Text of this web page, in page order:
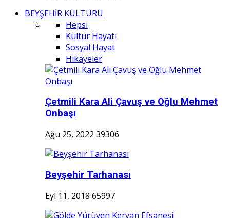
BEYŞEHİR KÜLTÜRÜ
Hepsi
Kültür Hayatı
Sosyal Hayat
Hikayeler
Çetmili Kara Ali Çavuş ve Oğlu Mehmet
Onbaşı
Ağu 25, 2022 39306
Beyşehir Tarhanası
Eyl 11, 2018 65997